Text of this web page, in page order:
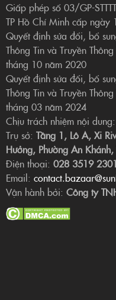
Giấp phép số 03/GP-
TP Hồ Chí Minh cấp
Quyết định sửa đổi, bổ
Thông Tin và Truyền
tháng 10 năm 2020
Quyết định sửa đổi, bổ
Thông Tin và Truyền
tháng 03 năm 2024
Chịu trách nhiệm nội dung:
Trụ sở: Tầng 1, Lô A, Xi
Hưởng, Phường An
Điện thoại: 028 3519 2301
Email:
Vận hành bởi: Công ty